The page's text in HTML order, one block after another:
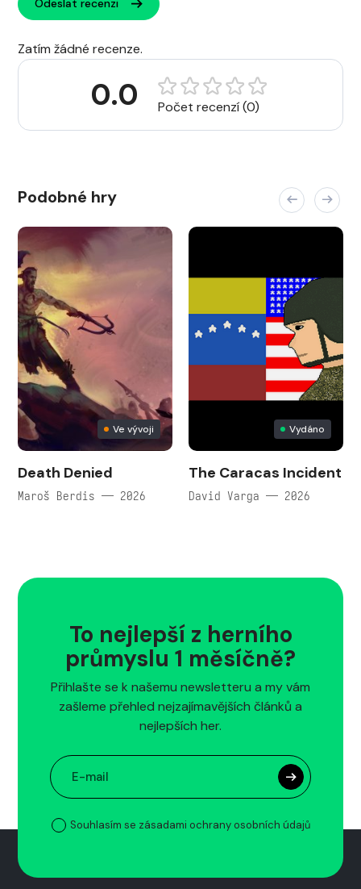
Odeslat recenzi
Zatím žádné recenze.
0.0 Počet recenzí (0)
Podobné hry
Ve vývoji
Death Denied
Maroš Berdis — 2026
Vydáno
The Caracas Incident
David Varga — 2026
To nejlepší z herního
průmyslu 1 měsíčně?
Přihlašte se k našemu newsletteru a my vám
zašleme přehled nejzajímavějších článků a
nejlepších her.
Souhlasím se zásadami ochrany osobních údajů